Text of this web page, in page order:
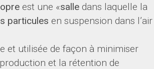
est une «salle dans laquelle la
particules en suspension dans l’air
et utilisée de façon à minimiser
et la rétention de